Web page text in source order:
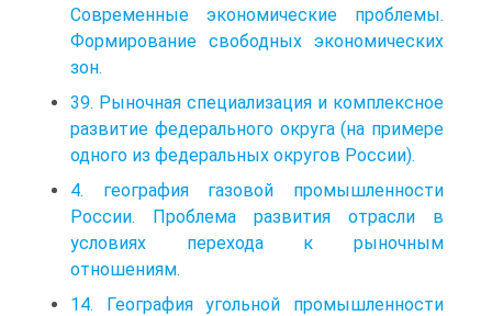
Современные экономические проблемы.
Формирование свободных экономических
зон.
39. Рыночная специализация и комплексное
развитие федерального округа (на примере
одного из федеральных округов России).
4. география газовой промышленности
России. Проблема развития отрасли в
условиях перехода к рыночным
отношениям.
14. География угольной промышленности